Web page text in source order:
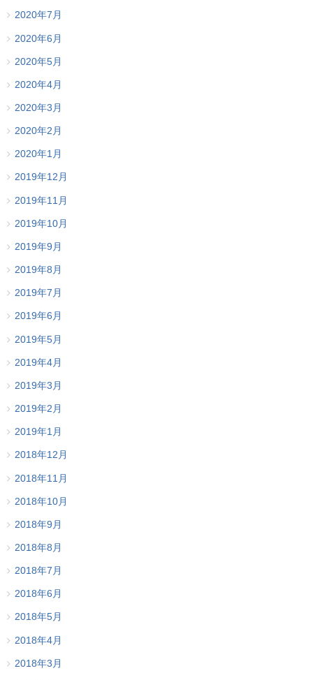
2020年7月
2020年6月
2020年5月
2020年4月
2020年3月
2020年2月
2020年1月
2019年12月
2019年11月
2019年10月
2019年9月
2019年8月
2019年7月
2019年6月
2019年5月
2019年4月
2019年3月
2019年2月
2019年1月
2018年12月
2018年11月
2018年10月
2018年9月
2018年8月
2018年7月
2018年6月
2018年5月
2018年4月
2018年3月